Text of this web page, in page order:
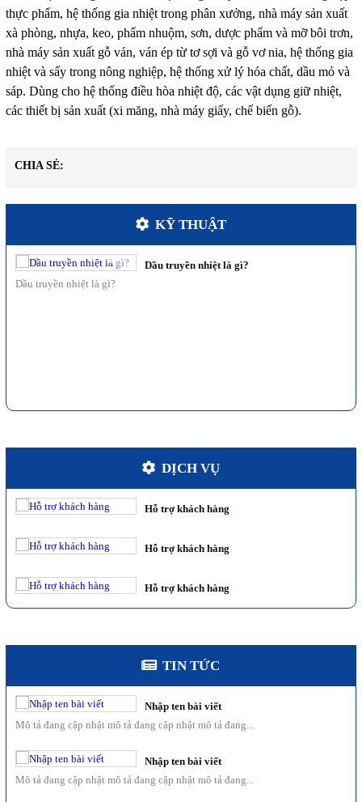
thực phẩm, hệ thống gia nhiệt trong phân xưởng, nhà máy sản xuất
xà phòng, nhựa, keo, phẩm nhuộm, sơn, dược phẩm và mỡ bôi trơn,
nhà máy sản xuất gỗ ván, ván ép từ tơ sợi và gỗ vơ nia, hệ thống gia
nhiệt và sấy trong nông nghiệp, hệ thống xử lý hóa chất, dầu mỏ và
sáp. Dùng cho hệ thống điều hòa nhiệt độ, các vật dụng giữ nhiệt,
các thiết bị sản xuất (xi măng, nhà máy giấy, chế biến gỗ).
CHIA SẺ:
KỸ THUẬT
Dầu truyền nhiệt là gì?
Dầu truyền nhiệt là gì?
DỊCH VỤ
Hỗ trợ khách hàng
Hỗ trợ khách hàng
Hỗ trợ khách hàng
Hỗ trợ khách hàng
Hỗ trợ khách hàng
TIN TỨC
Nhập ten bài viết
Mô tả đang cập nhật mô tả đang cập nhật mô tả đang...
Nhập ten bài viết
Nhập ten bài viết
Mô tả đang cập nhật mô tả đang cập nhật mô tả đang...
Nhập ten bài viết
Mô tả đang cập nhật mô tả đang cập nhật mô tả đang...
Nhập ten bài viết
Mô tả đang cập nhật mô tả đang cập nhật mô tả đang...